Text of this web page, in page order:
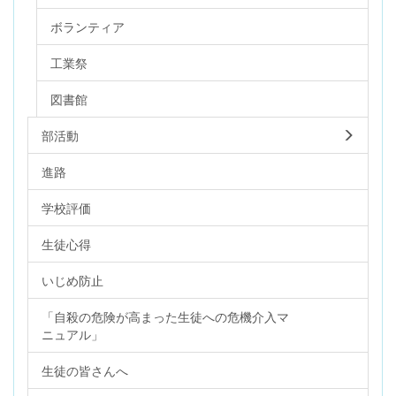
ボランティア
工業祭
図書館
部活動
進路
学校評価
生徒心得
いじめ防止
「自殺の危険が高まった生徒への危機介入マ
ニュアル」
生徒の皆さんへ